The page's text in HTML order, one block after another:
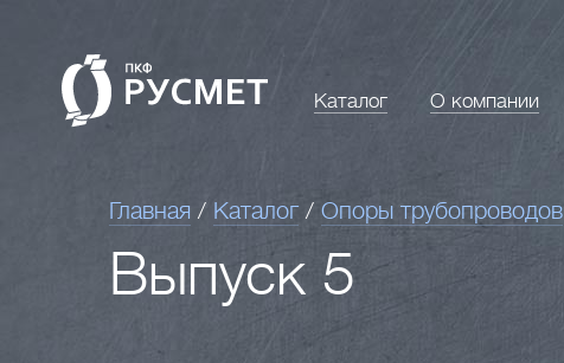
Каталог О компании
Главная / Каталог / Опоры трубопроводов
Выпуск 5